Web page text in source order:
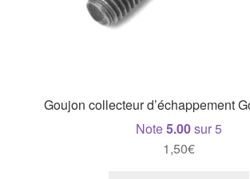
Goujon collecteur d’échappement
Note5.00sur 5
1,50€